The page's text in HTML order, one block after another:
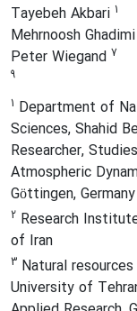
Tayebeh Akbari 1
Mehrnoosh Ghadimi
Peter Wiegand 7
9
1 Department of
Sciences, Shahid
Researcher,
Atmospheric
Göttingen, Germany
2 Research
of Iran
3 Natural
University of